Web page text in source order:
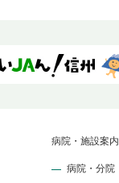
病院・施設案内
病院・分院